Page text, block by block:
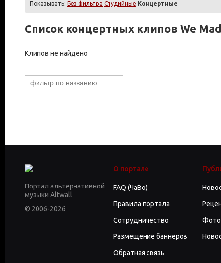
Показывать: Без фильтра Студийные Концертные
Список концертных клипов We
Клипов не найдено
Портал альтернативной
музыки Altwall
© 2006-2026
О портале
FAQ (ЧаВо)
Правила портала
Сотрудничество
Размещение баннеров
Обратная связь